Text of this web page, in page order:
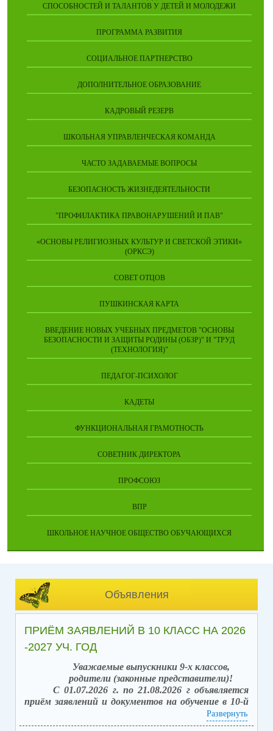
СПОСОБНОСТЕЙ И ТАЛАНТОВ У ДЕТЕЙ И МОЛОДЕЖИ
ПРОГРАММА РАЗВИТИЯ
СОЦИАЛЬНОЕ ПАРТНЕРСТВО
ДОПОЛНИТЕЛЬНОЕ ОБРАЗОВАНИЕ
КАДРОВЫЙ РЕЗЕРВ
ШКОЛЬНАЯ УПРАВЛЕНЧЕСКАЯ КОМАНДА
ЧАСТО ЗАДАВАЕМЫЕ ВОПРОСЫ
БЕЗОПАСНОСТЬ ЖИЗНЕДЕЯТЕЛЬНОСТИ
"ПРОФИЛАКТИКА ПРАВОНАРУШЕНИЙ И ПАВ"
«ОСНОВЫ РЕЛИГИОЗНЫХ КУЛЬТУР И СВЕТСКОЙ ЭТИКИ»
(ОРКСЭ)
СОВЕТ ОТЦОВ
ПУШКИНСКАЯ КАРТА
ВВЕДЕНИЕ НОВЫХ УЧЕБНЫХ ПРЕДМЕТОВ "ОСНОВЫ
БЕЗОПАСНОСТИ И ЗАЩИТЫ РОДИНЫ (ОБЗР)" И "ТРУД
(ТЕХНОЛОГИЯ)"
ПЕДАГОГ-ПСИХОЛОГ
КАДЕТЫ
ФУНКЦИОНАЛЬНАЯ ГРАМОТНОСТЬ
СОВЕТНИК ДИРЕКТОРА
ПРОФСОЮЗ
ВПР
ШКОЛЬНОЕ НАУЧНОЕ ОБЩЕСТВО ОБУЧАЮЩИХСЯ
Объявления
ПРИЁМ ЗАЯВЛЕНИЙ В 10 КЛАСС НА 2026
-2027 УЧ. ГОД
Уважаемые выпускники 9-х классов,
родители (законные представители)!
С 01.07.2026 г. по 21.08.2026 г объявляется
приём заявлений и документов на обучение в 10-й
класс (после получения аттестата об основном
общем образовании).
Развернуть